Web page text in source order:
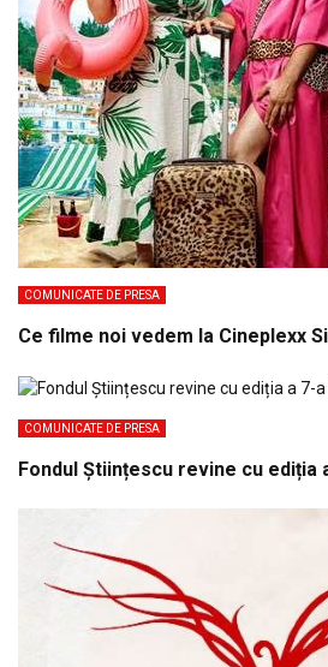
COMUNICATE DE PRESA
Ce filme noi vedem la Cineplexx
COMUNICATE DE PRESA
Fondul Științescu revine cu ediția